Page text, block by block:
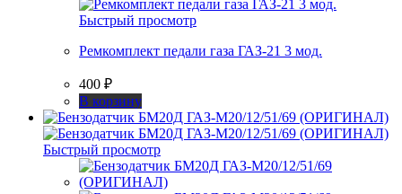
Быстрый просмотр
Ремкомплект педали газа ГАЗ-21 3 мод.
400 ₽
В корзину
Быстрый просмотр